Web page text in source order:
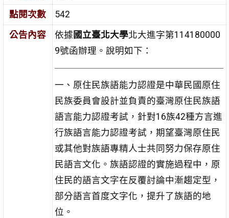
點閱次數
542
公告內容
依據 國立臺北大學北大進字第114180000
9號函辦理。說明如下：
一、原住民族語能力認證是中華民國原住
民族委員會設計並負責的臺灣原住民族語
語言能力認證考試，針對16族42種方言進
行族語言能力認證考試，期望臺灣原住民
或其他對族語專精人士共同努力保存原住
民語言文化。族語認證的實施過程中，原
住民的語言文字在反覆討論中漸趨定型，
部分語言首度文字化，提升了族語的地
位。